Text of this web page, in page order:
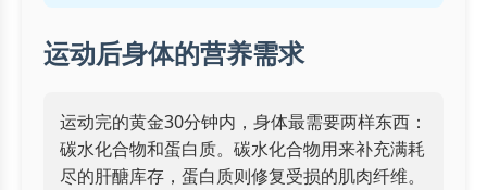
运动后身体的营养需求
运动完的黄金30分钟内，身体最需要两样东西：
碳水化合物和蛋白质。碳水化合物用来补充满耗
尽的肝醣库存，蛋白质则修复受损的肌肉纤维。